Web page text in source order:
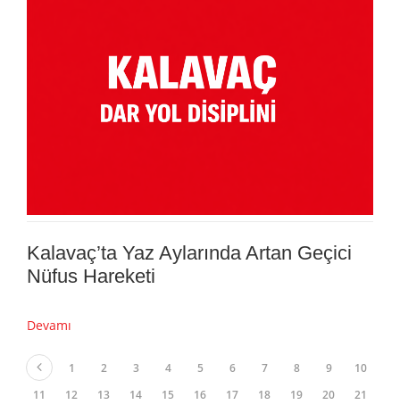
Kalavaç’ta Yaz Aylarında Artan Geçici
Nüfus Hareketi
Devamı
1 2 3 4 5 6 7 8 9
10
11
12 13 14 15 16 17 18 19 20
21